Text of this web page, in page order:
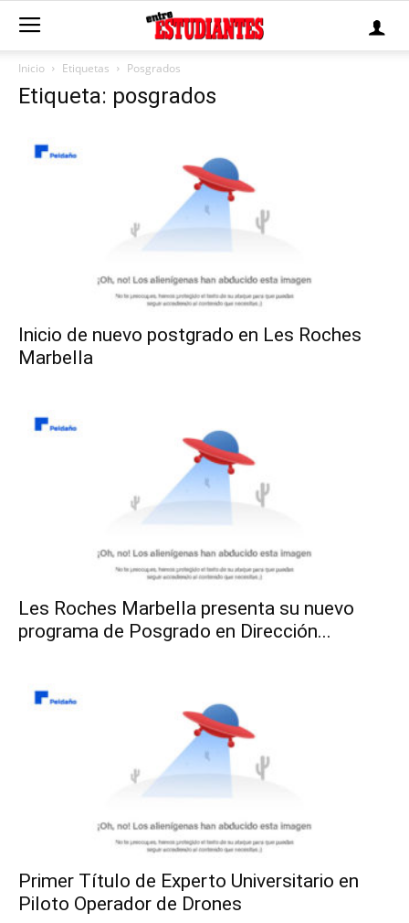
Inicio Etiquetas Posgrados
Etiqueta: posgrados
Inicio de nuevo postgrado en Les Roches
Marbella
Les Roches Marbella presenta su nuevo
programa de Posgrado en Dirección...
Primer Título de Experto Universitario en
Piloto Operador de Drones